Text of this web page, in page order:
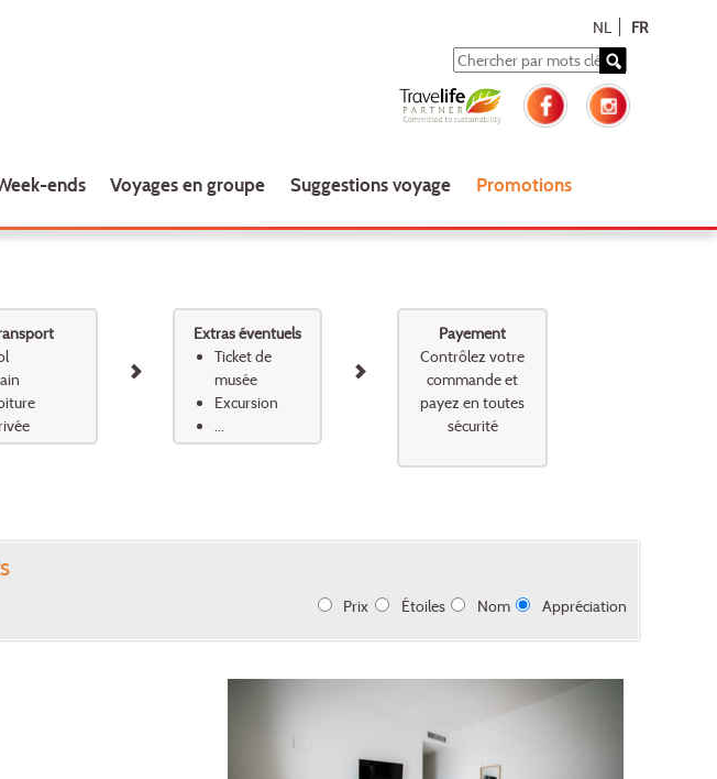
NL FR
ends Voyages en groupe Suggestions voyage Promotions
Extras éventuels
Ticket de
musée
Excursion
Payement
Contrôlez votre
commande et
payez en toutes
sécurité
Prix Étoiles Nom Appréciation